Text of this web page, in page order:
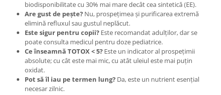
biodisponibilitate cu 30% mai mare decât cea sintetică (EE).
Are gust de pește? Nu, prospețimea și purificarea extremă
elimină refluxul sau gustul neplăcut.
Este sigur pentru copii? Este recomandat adulților, dar se
poate consulta medicul pentru doze pediatrice.
Ce înseamnă TOTOX < 5? Este un indicator al prospețimii
absolute; cu cât este mai mic, cu atât uleiul este mai puțin
oxidat.
Pot să îl iau pe termen lung? Da, este un nutrient esențial
necesar zilnic.